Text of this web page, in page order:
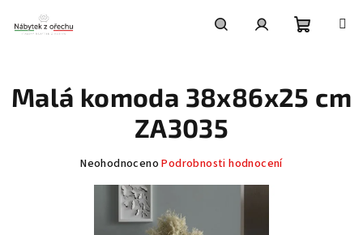
obsah
košík
Malá komoda 38x86x25 cm
ZA3035
Průměrné
produktu
Neohodnoceno Podrobnosti hodnocení